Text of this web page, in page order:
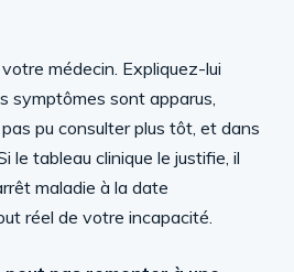
médecin. Expliquez-lui
symptômes sont apparus,
pu consulter plus tôt, et dans
le tableau clinique le justifie, il
maladie à la date
réel de votre incapacité.